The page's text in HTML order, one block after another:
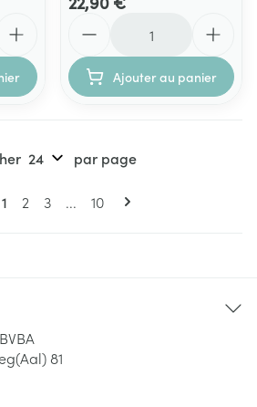
Ajouter au panier
Pages
Vous lisez actuellement la page
1 Page
2 Page
3 ... Page
10
par page
81